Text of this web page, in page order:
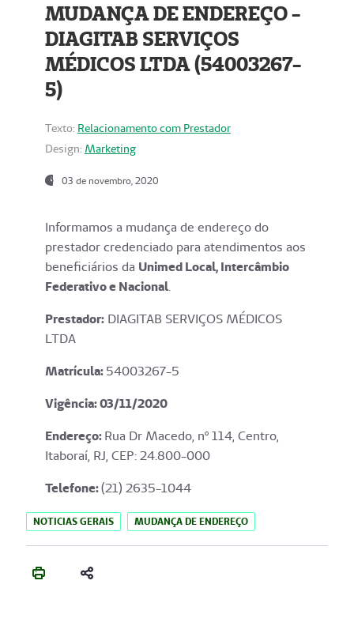
MUDANÇA DE ENDEREÇO -
DIAGITAB SERVIÇOS
MÉDICOS LTDA (54003267-
5)
Texto: Relacionamento com Prestador
Design: Marketing
03 de novembro, 2020
Informamos a mudança de endereço do
prestador credenciado para atendimentos aos
beneficiários da Unimed Local, Intercâmbio
Federativo e Nacional.
Prestador: DIAGITAB SERVIÇOS MÉDICOS
LTDA
Matrícula:54003267-5
Vigência: 03/11/2020
Endereço:Rua Dr Macedo, nº 114, Centro,
Itaboraí, RJ, CEP: 24.800-000
Telefone:(21) 2635-1044
NOTICIAS GERAIS MUDANÇA DE ENDEREÇO